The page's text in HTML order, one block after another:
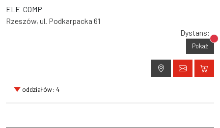
ELE-COMP
Rzeszów, ul. Podkarpacka 61
Dystans:
Pokaż
oddziałów: 4